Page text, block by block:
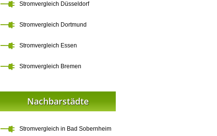
Stromvergleich Düsseldorf
Stromvergleich Dortmund
Stromvergleich Essen
Stromvergleich Bremen
Nachbarstädte
Stromvergleich in Bad Sobernheim